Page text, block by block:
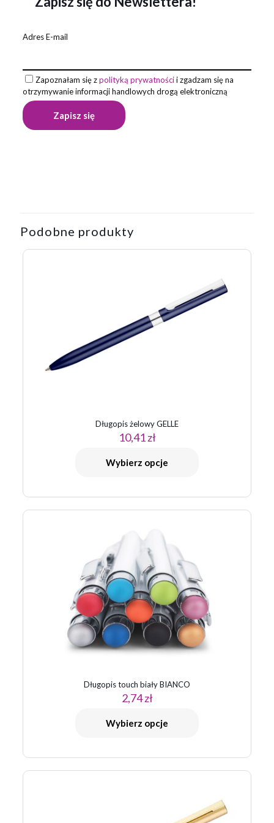
Adres E-mail
Zapoznałam się zpolityką prywatnościi zgadzam się na
otrzymywanie informacji handlowych drogą elektroniczną
KALIPSO”
Twój adres email nie zostanie opublikowany.
Wymagane pola
3 z 5
gwiazdek
4 z 5
mail*
Podobne produkty
Długopis żelowy GELLE
10,41zł
Wybierz opcje
Długopis touch biały BIANCO
2,74zł
Wybierz opcje